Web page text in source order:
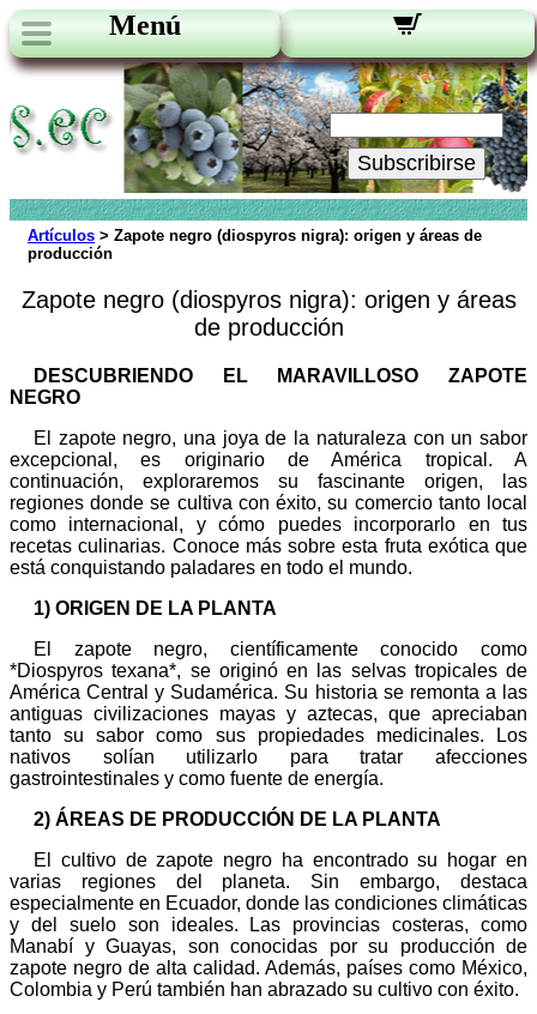
Menú
Novedades:
Su Email:
Subscribirse
Artículos > Zapote negro (diospyros nigra): origen y áreas de
producción
Zapote negro (diospyros nigra): origen y áreas
de producción
DESCUBRIENDO EL MARAVILLOSO ZAPOTE
NEGRO
El zapote negro, una joya de la naturaleza con un sabor
excepcional, es originario de América tropical. A
continuación, exploraremos su fascinante origen, las
regiones donde se cultiva con éxito, su comercio tanto local
como internacional, y cómo puedes incorporarlo en tus
recetas culinarias. Conoce más sobre esta fruta exótica que
está conquistando paladares en todo el mundo.
1) ORIGEN DE LA PLANTA
El zapote negro, científicamente conocido como
*Diospyros texana*, se originó en las selvas tropicales de
América Central y Sudamérica. Su historia se remonta a las
antiguas civilizaciones mayas y aztecas, que apreciaban
tanto su sabor como sus propiedades medicinales. Los
nativos solían utilizarlo para tratar afecciones
gastrointestinales y como fuente de energía.
2) ÁREAS DE PRODUCCIÓN DE LA PLANTA
El cultivo de zapote negro ha encontrado su hogar en
varias regiones del planeta. Sin embargo, destaca
especialmente en Ecuador, donde las condiciones climáticas
y del suelo son ideales. Las provincias costeras, como
Manabí y Guayas, son conocidas por su producción de
zapote negro de alta calidad. Además, países como México,
Colombia y Perú también han abrazado su cultivo con éxito.